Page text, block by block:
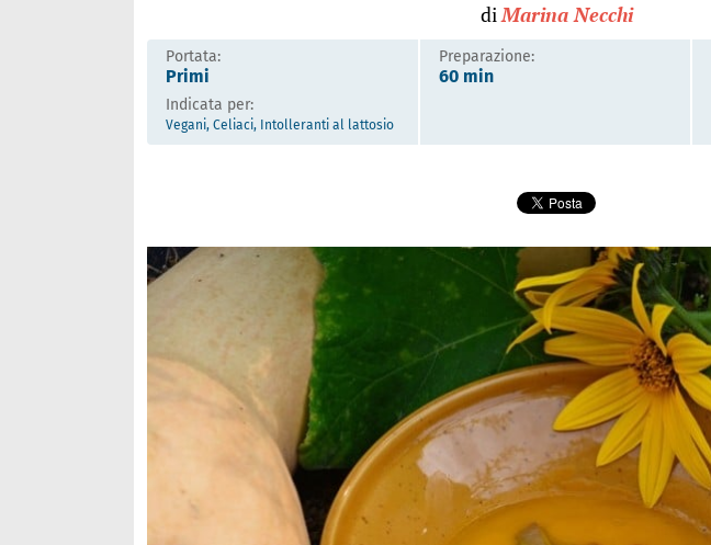
diMarina Necchi
Portata:
Primi
Indicata per:
Vegani, Celiaci, Intolleranti al lattosio
Preparazione:
60 min